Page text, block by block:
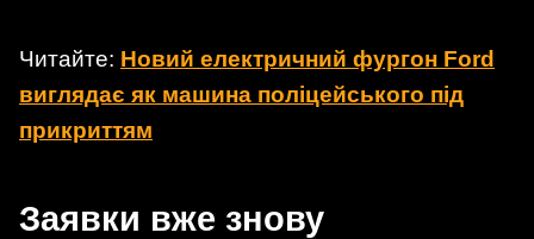
Читайте: Новий електричний фургон Ford
виглядає як машина поліцейського під
прикриттям
Заявки вже знову